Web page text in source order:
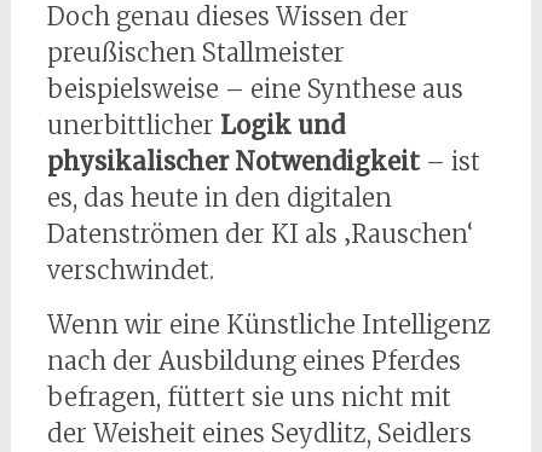
Doch genau dieses Wissen der
preußischen Stallmeister
beispielsweise – eine Synthese aus
unerbittlicher Logik und
physikalischer Notwendigkeit – ist
es, das heute in den digitalen
Datenströmen der KI als ‚Rauschen‘
verschwindet.
Wenn wir eine Künstliche Intelligenz
nach der Ausbildung eines Pferdes
befragen, füttert sie uns nicht mit
der Weisheit eines Seydlitz, Seidlers